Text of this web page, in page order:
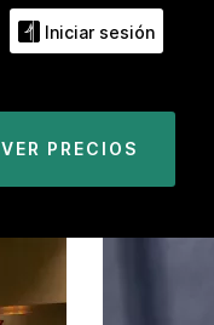
Iniciar sesión
VER PRECIOS